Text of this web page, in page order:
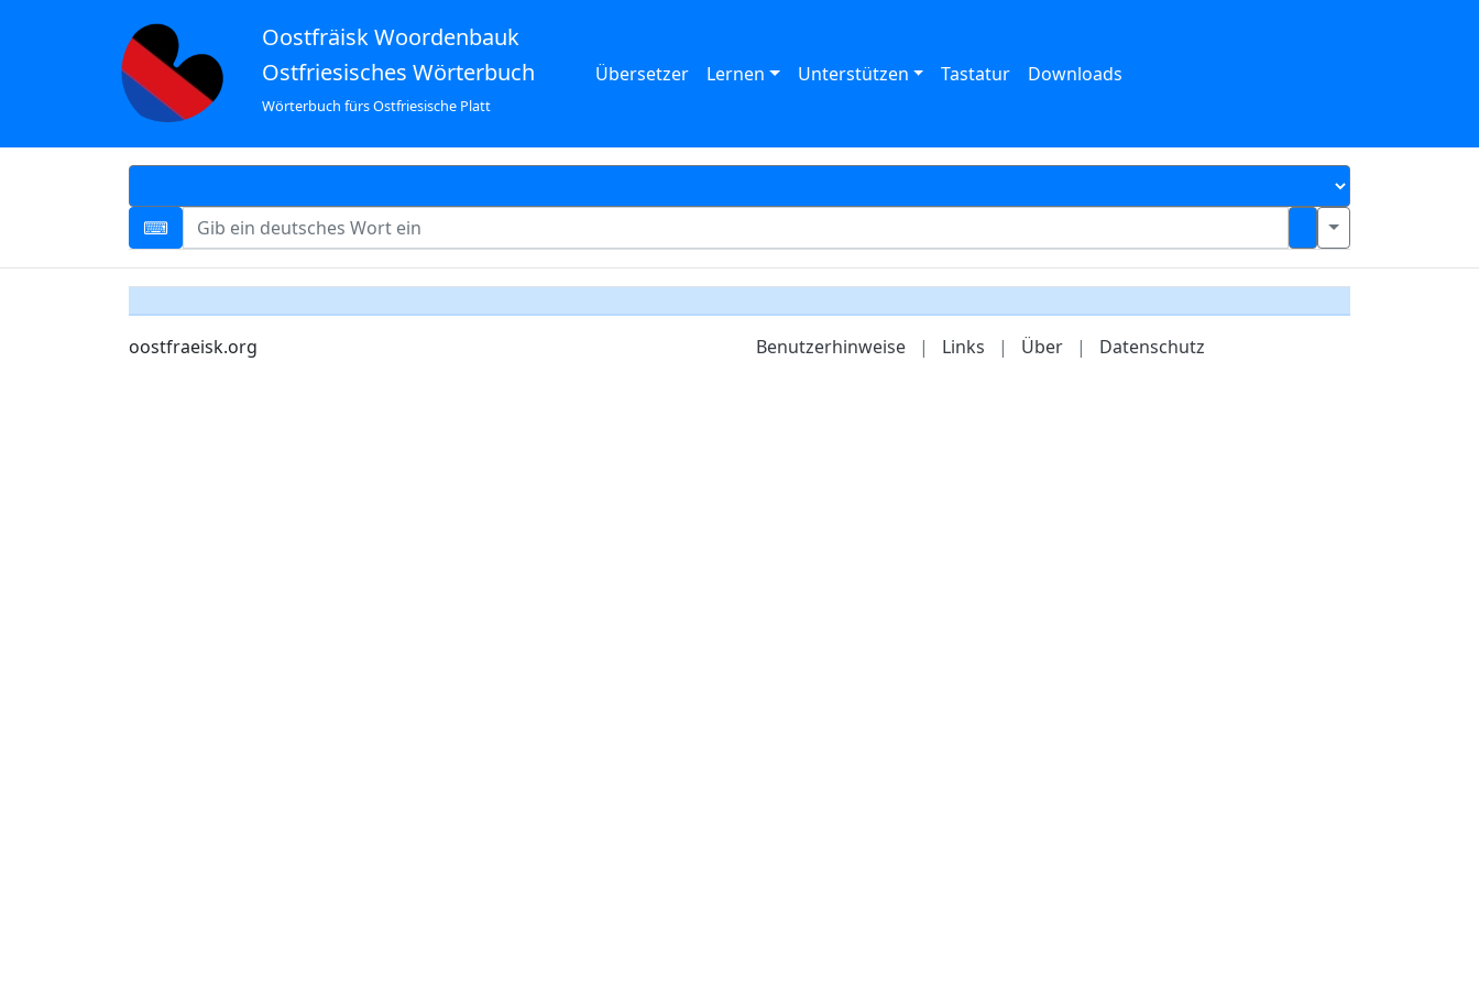
Oostfräisk Woordenbauk
Ostfriesisches Wörterbuch
Wörterbuch fürs Ostfriesische Platt
Übersetzer Lernen Unterstützen Tastatur Downloads
oostfraeisk.org Benutzerhinweise | Links | Über | Datenschutz